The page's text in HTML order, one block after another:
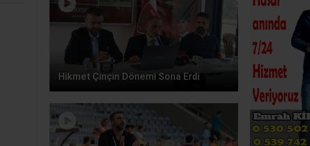
Hikmet Çinçin Dönemi Sona Erdi